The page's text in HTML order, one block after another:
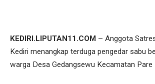
KEDIRI.LIPUTAN11.COM – Anggota
Kediri menangkap terduga pengedar sabu
warga Desa Gedangsewu Kecamatan Pare